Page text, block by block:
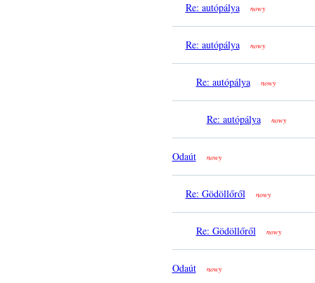
Re: autópálya nowy
Re: autópálya nowy
Re: autópálya nowy
Re: autópálya nowy
Odaút nowy
Re: Gödöllőről nowy
Re: Gödöllőről nowy
Odaút nowy